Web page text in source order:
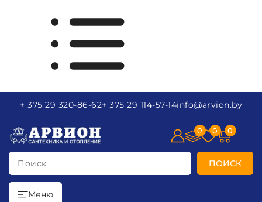
+ 375 29 320-86-62+ 375 29 114-57-14info@arvion.by
Поиск ПОИСК
0 0 0
Меню